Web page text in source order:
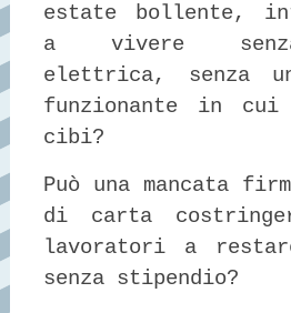
estate bollente,
a vivere
elettrica, senza
funzionante in cui
cibi?
Può una mancata
di carta
lavoratori a
senza stipendio?